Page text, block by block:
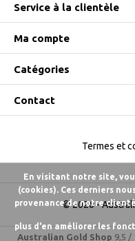
Service à la clientèle
Ma compte
Catégories
Contact
© 2026 -
Termes et
Australian Gold Shop 9,5 /
En visitant notre site,
(cookies). Ces derniers
provenance de notre
plus d'en améliorer les